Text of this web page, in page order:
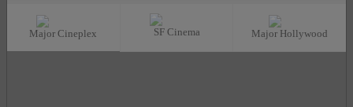
Major Cineplex SF Cinema Major Hollywood